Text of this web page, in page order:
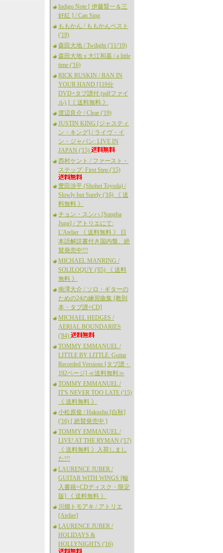
Indigo Note [ 伊藤賢一＆三
好紅 ] / Can Sing
ももかん / ももかんベスト
('19)
森田大地 / Twilight ('11/'19)
森田大地 x 大江和基 / a little
time ('16)
RICK RUSKIN / BAN IN
YOUR HAND [119分
DVD+タブ譜付 (pdfファイ
ル) ]《 送料無料 》
渡辺良介 / Clear ('19)
JUSTIN KING [ジャスティ
ン・キング] / ライヴ・イ
ン・ジャパン: LIVE IN
JAPAN ('15)
西村ケント / ファースト・
ステップ: First Step ('15)
豊田渉平 (Shohei Toyoda) /
Slowly but Surely ('16) 《 送
料無料 》
チョン・スンハ [Sungha
Jung] / アトリエにて:
L'Atelier 《 送料無料 》 日
本語解説書付き国内盤、絶
賛発売中!!!
MICHAEL MANRING /
SOLILOQUY ('05) 《 送料
無料 》
南澤大介 / ソロ・ギターの
ための24の練習曲集 [教則
本・タブ譜+CD]
MICHAEL HEDGES /
AERIAL BOUNDARIES
('84)
TOMMY EMMANUEL /
LITTLE BY LITTLE: Guitar
Recorded Versions [タブ譜・
192ページ] ≪送料無料≫
TOMMY EMMANUEL /
IT'S NEVER TOO LATE ('15)
《 送料無料 》
小松原俊 / Hakushu [白秋]
('16) [ 絶賛発売中 ]
TOMMY EMMANUEL /
LIVE! AT THE RYMAN ('17)
《 送料無料 》入荷しまし
た!!!
LAURENCE JUBER /
GUITAR WITH WINGS [輸
入書籍+CDディスク・限定
版] 《 送料無料 》
川畑トモアキ / アトリエ
[Atelier]
LAURENCE JUBER /
HOLIDAYS &
HOLLYNIGHTS ('16)